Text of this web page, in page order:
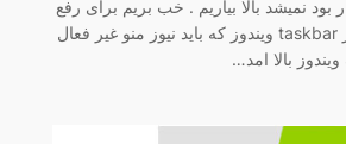
بود نمیشد بالا بیاریم . خب بریم برای رفع
این هنگ نوار تسکبار taskbar ویندوز که باید نیوز منو غیر فعال
بالا امد…